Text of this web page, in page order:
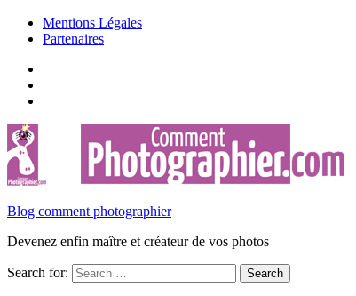
Mentions Légales
Partenaires
Blog comment photographier
Devenez enfin maître et créateur de vos photos
Search for: